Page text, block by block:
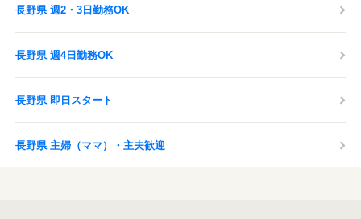
長野県 週2・3日勤務OK
長野県 週4日勤務OK
長野県 即日スタート
長野県 主婦（ママ）・主夫歓迎